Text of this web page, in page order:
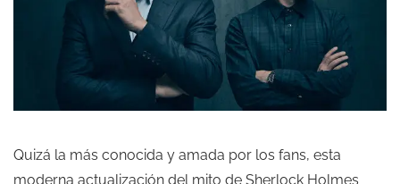
Quizá la más conocida y amada por los fans, esta
moderna actualización del mito de Sherlock Holmes